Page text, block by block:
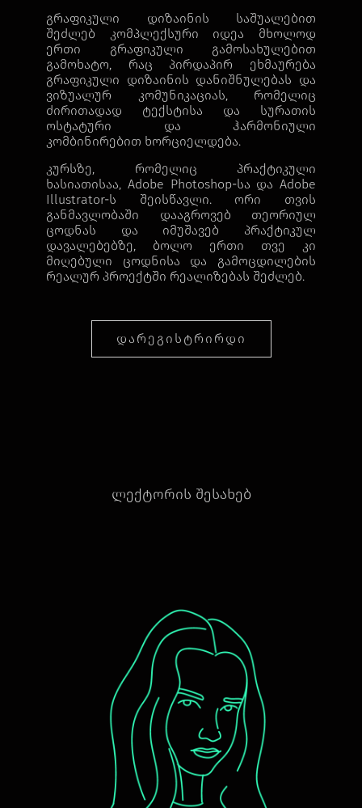
გრაფიკული დიზაინის საშუალებით
შეძლებ კომპლექსური იდეა მხოლოდ
ერთი გრაფიკული გამოსახულებით
გამოხატო, რაც პირდაპირ ეხმაურება
გრაფიკული დიზაინის დანიშნულებას და
ვიზუალურ კომუნიკაციას, რომელიც
ძირითადად ტექსტისა და სურათის
ოსტატური და ჰარმონიული
კომბინირებით ხორციელდება.
კურსზე, რომელიც პრაქტიკული
ხასიათისაა, Adobe Photoshop-სა და Adobe
Illustrator-ს შეისწავლი. ორი თვის
განმავლობაში დააგროვებ თეორიულ
ცოდნას და იმუშავებ პრაქტიკულ
დავალებებზე, ბოლო ერთი თვე კი
მიღებული ცოდნისა და გამოცდილების
რეალურ პროექტში რეალიზებას შეძლებ.
ᲓᲐᲠᲔᲒᲘᲡᲢᲠᲘᲠᲓᲘ
ლექტორის შესახებ